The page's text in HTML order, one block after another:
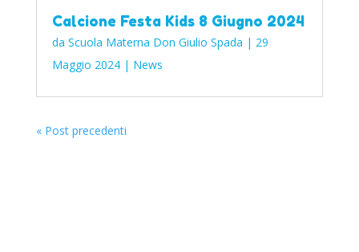
Calcione Festa Kids 8 Giugno 2024
da Scuola Materna Don Giulio Spada | 29
Maggio 2024| News
« Post precedenti